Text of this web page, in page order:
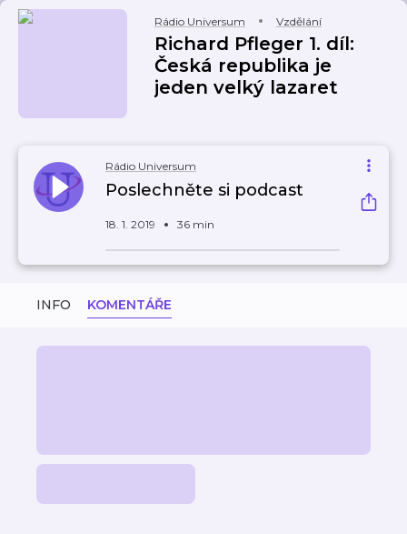
Rádio Universum Vzdělání
Richard Pfleger 1. díl:
Česká republika je
jeden velký lazaret
Rádio Universum
Poslechněte si podcast
18. 1. 2019 36 min
INFO KOMENTÁŘE